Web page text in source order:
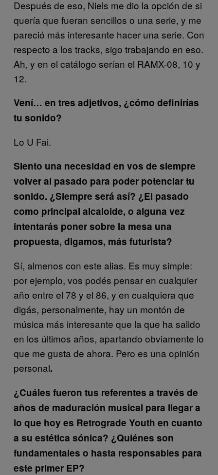
Después de eso, Niels me dio la opción de si
quería que fueran sencillos o una serie, y me
pareció más interesante hacer una serie. Con
respecto a los tracks, sigo trabajando en eso.
Ah, y en el catálogo serían el RAMX-08, 10 y
12.
Vení… en tres adjetivos, ¿cómo definirías
tu sonido?
Lo U Fai.
Siento una necesidad en vos de siempre
volver al pasado para poder potenciar tu
sonido. ¿Siempre será así? ¿El pasado
como principal alcaloide, o alguna vez
intentarás poner sobre la mesa una
propuesta, digamos, más futurista?
Sí, almenos con este alias. Es muy simple:
por ejemplo, vos podés pensar en cualquier
año entre el 78 y el 86, y en cualquiera que
digás, personalmente, hay un montón de
música más interesante que la que ha salido
en los últimos años, apartando obviamente lo
que me gusta de ahora. Pero es una opinión
personal.
¿Cuáles fueron tus referentes a través de
años de maduración musical para llegar a
lo que hoy es Retrograde Youth en cuanto
a su estética sónica? ¿Quiénes son
fundamentales o hasta responsables para
este primer EP?